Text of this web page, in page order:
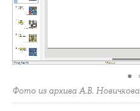
Фото из архива А.В. Новичкова